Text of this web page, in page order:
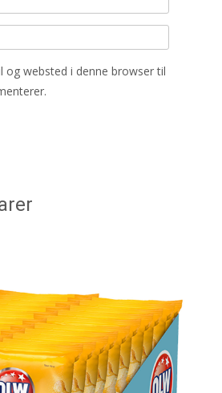
og websted i denne browser til